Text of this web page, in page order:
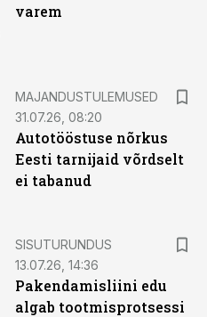
varem
MAJANDUSTULEMUSED
31.07.26, 08:20
Autotööstuse nõrkus
Eesti tarnijaid võrdselt
ei tabanud
SISUTURUNDUS
13.07.26, 14:36
Pakendamisliini edu
algab tootmisprotsessi